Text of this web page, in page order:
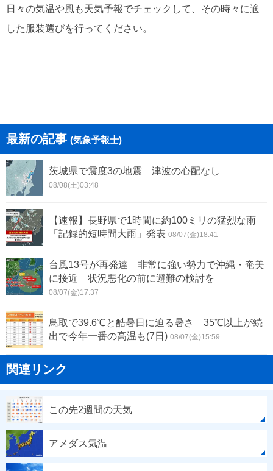
日々の気温や風も天気予報でチェックして、その時々に適
した服装選びを行ってください。
最新の記事 (気象予報士)
茨城県で震度3の地震 津波の心配なし
08/08(土)03:48
【速報】長野県で1時間に約100ミリの猛烈な雨
「記録的短時間大雨」発表 08/07(金)18:41
台風13号が再発達 非常に強い勢力で沖縄・奄美
に接近 状況悪化の前に避難の検討を
08/07(金)17:37
鳥取で39.6℃と酷暑日に迫る暑さ 35℃以上が続
出で今年一番の高温も(7日) 08/07(金)15:59
関連リンク
この先2週間の天気
アメダス気温